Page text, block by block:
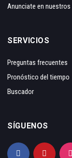
Anunciate en nuestros
SERVICIOS
Preguntas frecuentes
Pronóstico del tiempo
Buscador
SÍGUENOS